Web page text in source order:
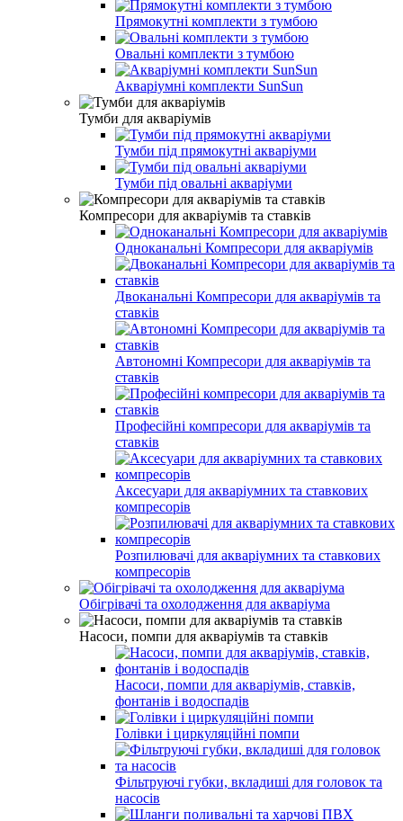
Прямокутні комплекти з тумбою
Овальні комплекти з тумбою
Акваріумні комплекти SunSun
Тумби для акваріумів
Тумби під прямокутні акваріуми
Тумби під овальні акваріуми
Компресори для акваріумів та ставків
Одноканальні Компресори для акваріумів
Двоканальні Компресори для акваріумів та
ставків
Автономні Компресори для акваріумів та
ставків
Професійні компресори для акваріумів та
ставків
Аксесуари для акваріумних та ставкових
компресорів
Розпилювачі для акваріумних та ставкових
компресорів
Обігрівачі та охолодження для акваріума
Насоси, помпи для акваріумів та ставків
Насоси, помпи для акваріумів, ставків,
фонтанів і водоспадів
Голівки і циркуляційні помпи
Фільтруючі губки, вкладиші для головок та
насосів